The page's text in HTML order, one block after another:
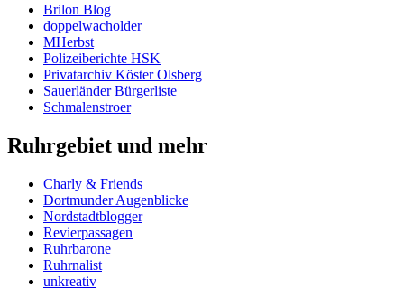
Brilon Blog
doppelwacholder
MHerbst
Polizeiberichte HSK
Privatarchiv Köster Olsberg
Sauerländer Bürgerliste
Schmalenstroer
Ruhrgebiet und mehr
Charly & Friends
Dortmunder Augenblicke
Nordstadtblogger
Revierpassagen
Ruhrbarone
Ruhrnalist
unkreativ